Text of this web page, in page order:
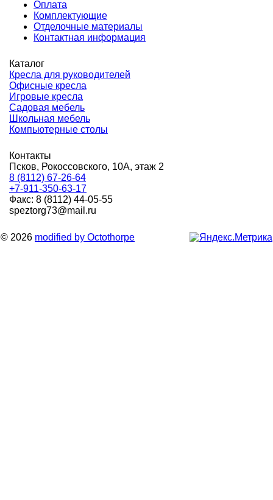
Оплата
Комплектующие
Отделочные материалы
Контактная информация
Каталог
Кресла для руководителей
Офисные кресла
Игровые кресла
Садовая мебель
Школьная мебель
Компьютерные столы
Контакты
Псков, Рокоссовского, 10А, этаж 2
8 (8112) 67-26-64
+7-911-350-63-17
Факс: 8 (8112) 44-05-55
speztorg73@mail.ru
© 2026 modified by Octothorpe